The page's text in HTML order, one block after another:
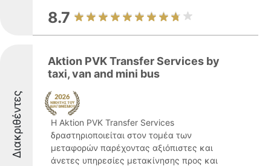
8.7
Διακριθέντες
Aktion PVK Transfer Services by
taxi, van and mini bus
Η Aktion PVK Transfer Services
δραστηριοποιείται στον τομέα των
μεταφορών παρέχοντας αξιόπιστες και
άνετες υπηρεσίες μετακίνησης προς και